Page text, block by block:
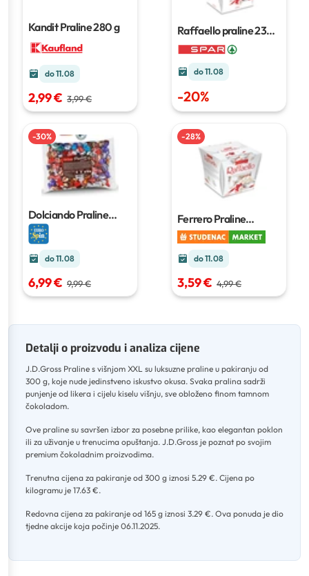
Kandit Praline280 g
do 11.08
2,99 € 3,99 €
Raffaello praline230
g do 260 g
do 11.08
-20%
-30%
Dolciando Praline
čokoladne
do 11.08
6,99 € 9,99 €
-28%
Ferrero Praline
Raffaello150 g
do 11.08
3,59 € 4,99 €
Detalji o proizvodu i analiza cijene
J.D.Gross Praline s višnjom XXL su luksuzne praline u pakiranju od
300 g, koje nude jedinstveno iskustvo okusa. Svaka pralina sadrži
punjenje od likera i cijelu kiselu višnju, sve obloženo finom tamnom
čokoladom.
Ove praline su savršen izbor za posebne prilike, kao elegantan poklon
ili za uživanje u trenucima opuštanja. J.D.Gross je poznat po svojim
premium čokoladnim proizvodima.
Trenutna cijena za pakiranje od 300 g iznosi 5.29 €. Cijena po
kilogramu je 17.63 €.
Redovna cijena za pakiranje od 165 g iznosi 3.29 €. Ova ponuda je dio
tjedne akcije koja počinje 06.11.2025.